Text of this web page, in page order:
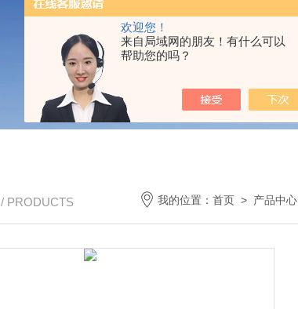
欢迎您！
来自局域网的朋友！有什么可以
帮助您的吗？
/ PRODUCTS 我的位置： 首页 > 产品中心